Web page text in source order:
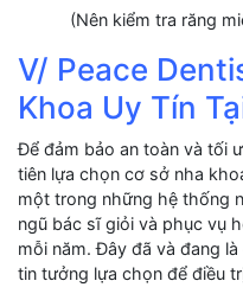
(Nên kiểm tra răng
V/ Peace
Khoa Uy Tín
Để đảm bảo an toàn và tối
tiên lựa chọn cơ sở nha
một trong những hệ thống
ngũ bác sĩ giỏi và phục vụ
mỗi năm. Đây đã và đang
tin tưởng lựa chọn để điều